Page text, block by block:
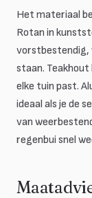
Het materiaal
Rotan in
vorstbestendig,
staan.
elke tuin past.
ideaal als je de
van
regenbui snel